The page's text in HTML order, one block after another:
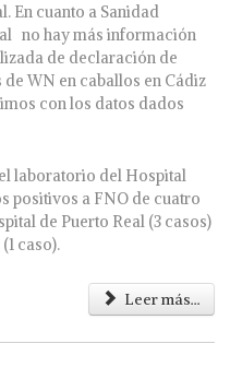
En cuanto a Sanidad
no hay más información
de declaración de
WN en caballos en Cádiz
con los datos dados
laboratorio del Hospital
positivos a FNO de cuatro
de Puerto Real (3 casos)
caso).
Leer más...